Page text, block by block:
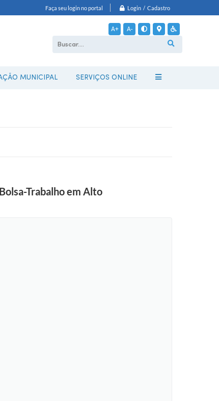
Faça seu login no portal Login / Cadastro
A+ A-
MUNICIPAL SERVIÇOS ONLINE
Trabalho em Alto